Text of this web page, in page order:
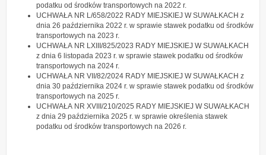
podatku od środków transportowych na 2022 r.
UCHWAŁA NR L/658/2022 RADY MIEJSKIEJ W SUWAŁKACH z
dnia 26 października 2022 r. w sprawie stawek podatku od środków
transportowych na 2023 r.
UCHWAŁA NR LXIII/825/2023 RADY MIEJSKIEJ W SUWAŁKACH
z dnia 6 listopada 2023 r. w sprawie stawek podatku od środków
transportowych na 2024 r.
UCHWAŁA NR VII/82/2024 RADY MIEJSKIEJ W SUWAŁKACH z
dnia 30 października 2024 r. w sprawie stawek podatku od środków
transportowych na 2025 r.
UCHWAŁA NR XVIII/210/2025 RADY MIEJSKIEJ W SUWAŁKACH
z dnia 29 października 2025 r. w sprawie określenia stawek
podatku od środków transportowych na 2026 r.